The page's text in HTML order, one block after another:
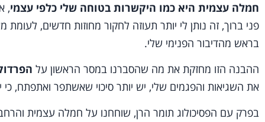
חמלה עצמית היא כמו היקשרות בטוחה שלי כלפי עצמי,
פני ברוך, זה נותן לי יותר תעוזה לחקור מחוזות חדשים,
בראש מהדיבור הפנימי שלי.
ההבנה הזו מחזקת את מה שהסברנו במסר הראשון על
את השגיאות והפגמים שלי, יש יותר סיכוי שאשתפר ואתפתח, כי
בפרק עם הפסיכולוג תומר הרן, שוחחנו על חמלה עצמית